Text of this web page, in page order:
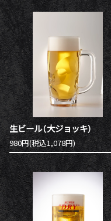
生ビール（大ジョッキ）
980円(税込1,078円)